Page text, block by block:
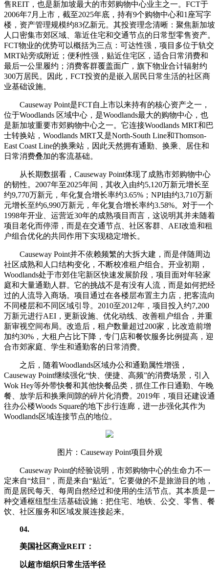
售REIT，也是新加坡最大的市郊购物中心业主之一。FCT于
2006年7月上市，截至2025年底，持有9个购物中心和1座写字
楼，资产管理规模约83亿新元。其投资理念清晰：聚焦新加坡
人口密集市郊区域、靠近住宅和交通节点的日常型零售资产。
FCT物业的优势可以概括为三点：可达性强，项目多位于轨交
MRT站旁或附近；便利性强，贴近住宅区，适合日常消费和
最后一公里履约；消费客群覆盖面广，旗下物业合计辐射约
300万居民。因此，FCT投资的是嵌入居民日常生活的社区商
业基础设施。
Causeway Point是FCT自上市以来持有的核心资产之一，
位于Woodlands 区域中心，是Woodlands最大的购物中心，也
是新加坡重要市郊购物中心之一。它连接Woodlands MRT和巴
士转换站，Woodlands MRT又是North-South Line和Thomson-
East Coast Line的换乘站，因此天然拥有通勤、换乘、居住和
日常消费叠加的客流基础。
从长期数据看，Causeway Point体现了成熟市郊购物中心
的韧性。2007年至2025年间，其收入由约5,120万新元增长至
约9,770万新元，年化复合增长率约3.65%；NPI由约3,710万新
元增长至约6,990万新元，年化复合增长率约3.58%。对于一个
1998年开业、运营近30年的成熟项目而言，这说明其并未随着
项目老化而停滞，而是在交通节点、社区客群、AEI改造和租
户组合优化的共同作用下实现稳定增长。
Causeway Point并不依赖频繁的大拆大建，而是伴随周边
社区成熟和人口结构变化，不断校准租户组合。开业初期，
Woodlands处于市郊住宅新区快速发展阶段，项目面对年轻家
庭和大量通勤人群。它的挑战不是有没有人流，而是如何把经
过的人流导入商场。项目通过在各楼层布置主力店，把客流向
不同楼层和不同区域引导。2010至2012年，项目投入约7,200
万新元进行AEI，更新设施、优化动线、改善租户组合，并重
新审视空间布局。改造后，租户数量超过200家，比改造前增
加约30%，大租户占比下降，专门店和餐饮服务比例提高，迎
合市郊家庭、学生和通勤客的日常消费。
之后，随着Woodlands区域办公和通勤属性增强，
Causeway Point继续强化“快、便捷、高频”的消费场景，引入
Wok Hey等外带快餐和其他快餐品类，抓住工作日通勤、午晚
餐、放学后和换乘间隙的碎片化消费。2019年，项目还建设通
往办公楼Woods Square的地下步行连廊，进一步强化其作为
Woodlands区域连接节点的地位。
图片：Causeway Point项目外观
Causeway Point的经验说明，市郊购物中心的生命力不一
定来自“炫目”，而是来自“贴近”。它要做的不是旅游目的地，
而是居民每天、每周自然经过和使用的生活节点。其本质是一
种交通枢纽型生活基础设施：把住宅、地铁、公交、零售、餐
饮、社区服务和区域发展连接起来。
04.
美国社区商业REIT：
以超市组织日常生活半径